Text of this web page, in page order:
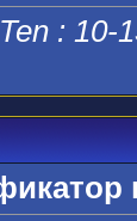
: 10-